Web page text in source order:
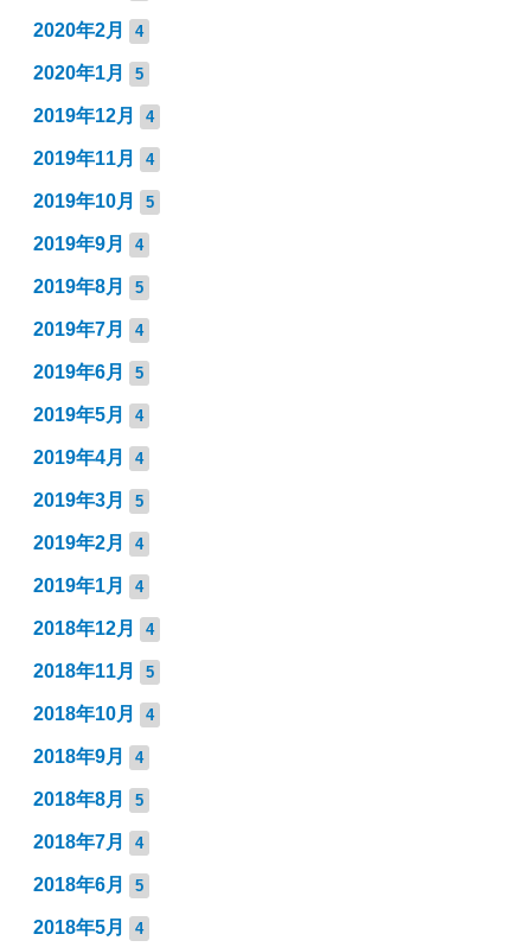
2020年2月 4
2020年1月 5
2019年12月 4
2019年11月 4
2019年10月 5
2019年9月 4
2019年8月 5
2019年7月 4
2019年6月 5
2019年5月 4
2019年4月 4
2019年3月 5
2019年2月 4
2019年1月 4
2018年12月 4
2018年11月 5
2018年10月 4
2018年9月 4
2018年8月 5
2018年7月 4
2018年6月 5
2018年5月 4